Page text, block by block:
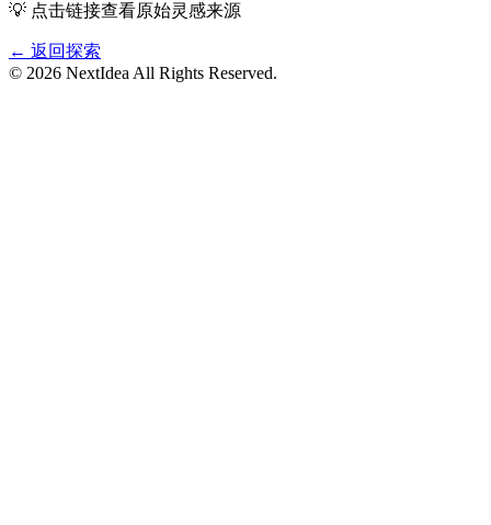
💡 点击链接查看原始灵感来源
← 返回探索
© 2026 NextIdea All Rights Reserved.